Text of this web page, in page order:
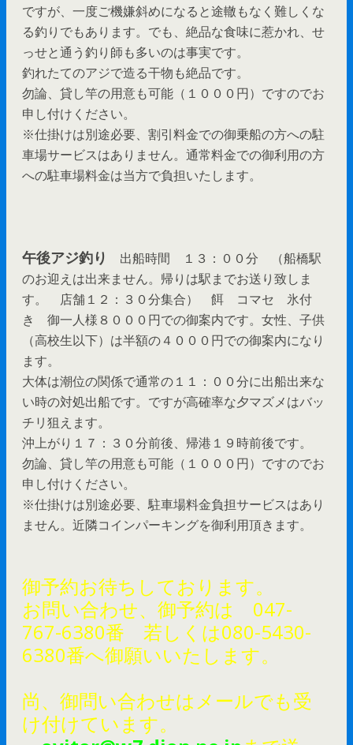
ですが、一度ご機嫌斜めになると途轍もなく難しくな
る釣りでもあります。でも、絶品な食味に惹かれ、せ
っせと通う釣り師も多いのは事実です。
釣れたてのアジで造る干物も絶品です。
勿論、貸し竿の用意も可能（１０００円）ですのでお
申し付けください。
※仕掛けは別途必要、割引料金での御乗船の方への駐
車場サービスはありません。通常料金での御利用の方
への駐車場料金は当方で負担いたします。
午後アジ釣り
出船時間 １３：００分 （船橋駅
のお迎えは出来ません。帰りは駅までお送り致しま
す。 店舗１２：３０分集合） 餌 コマセ 氷付
き 御一人様８０００円での御案内です。女性、子供
（高校生以下）は半額の４０００円での御案内になり
ます。
大体は潮位の関係で通常の１１：００分に出船出来な
い時の対処出船です。ですが高確率な夕マズメはバッ
チリ狙えます。
沖上がり１７：３０分前後、帰港１９時前後です。
勿論、貸し竿の用意も可能（１０００円）ですのでお
申し付けください。
※仕掛けは別途必要、駐車場料金負担サービスはあり
ません。近隣コインパーキングを御利用頂きます。
御予約お待ちしております。
お問い合わせ、御予約は 047-
767-6380番 若しくは080-5430-
6380番へ御願いいたします。
尚、御問い合わせはメールでも受
け付けています。